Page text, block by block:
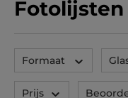
Formaat
Prijs